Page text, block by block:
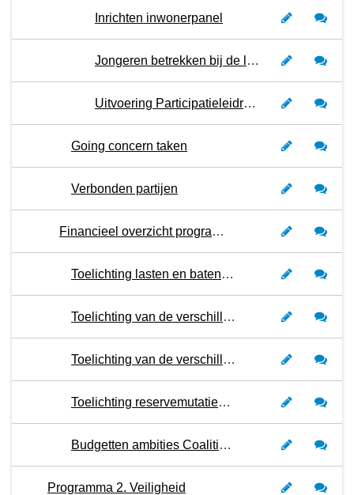
Inrichten inwonerpanel
Jongeren betrekken bij de lokale democratie
Uitvoering Participatieleidraad
Going concern taken
Verbonden partijen
Financieel overzicht programma 1
Toelichting lasten en baten per soort kosten
Toelichting van de verschillen in de lasten van begroting 2024 versus begroting 2023
Toelichting van de verschillen in de baten van begroting 2024 versus begroting 2023
Toelichting reservemutaties 2024
Budgetten ambities Coalitieakkoord 2022-2026
Programma 2. Veiligheid